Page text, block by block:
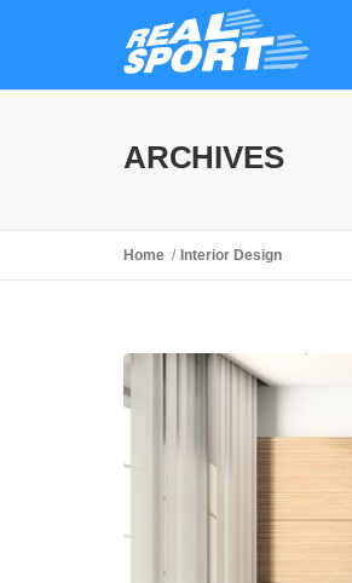
ARCHIVES
Home Interior Design